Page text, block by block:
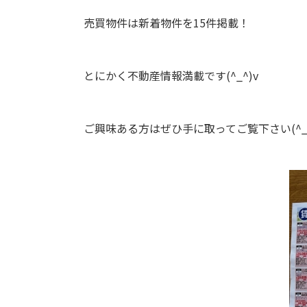
売買物件は新着物件を15件掲載！
とにかく不動産情報満載です(^_^)v
ご興味ある方はぜひ手に取ってご覧下さい